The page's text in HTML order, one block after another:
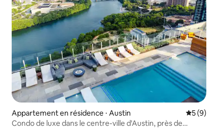
Appartement en résidence ⋅ Austin
5 (9)
Condo de luxe dans le centre-ville d'Austin, près de